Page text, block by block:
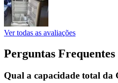
Ver todas as avaliações
Perguntas Frequentes
Qual a capacidade total da